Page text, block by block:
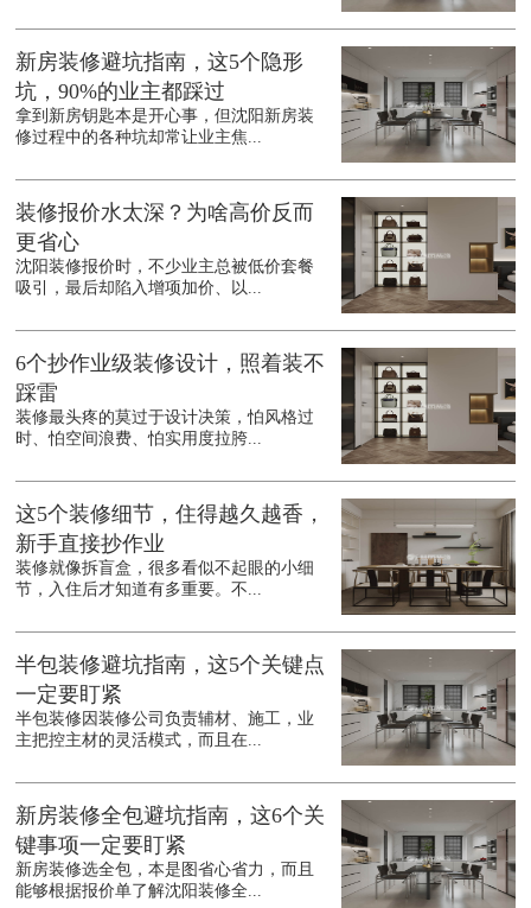
新房装修避坑指南，这5个隐形
坑，90%的业主都踩过
拿到新房钥匙本是开心事，但沈阳新房装
修过程中的各种坑却常让业主焦...
装修报价水太深？为啥高价反而
更省心
沈阳装修报价时，不少业主总被低价套餐
吸引，最后却陷入增项加价、以...
6个抄作业级装修设计，照着装不
踩雷
装修最头疼的莫过于设计决策，怕风格过
时、怕空间浪费、怕实用度拉胯...
这5个装修细节，住得越久越香，
新手直接抄作业
装修就像拆盲盒，很多看似不起眼的小细
节，入住后才知道有多重要。不...
半包装修避坑指南，这5个关键点
一定要盯紧
半包装修因装修公司负责辅材、施工，业
主把控主材的灵活模式，而且在...
新房装修全包避坑指南，这6个关
键事项一定要盯紧
新房装修选全包，本是图省心省力，而且
能够根据报价单了解沈阳装修全...